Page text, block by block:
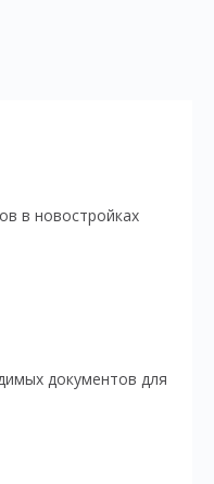
в новостройках
документов для